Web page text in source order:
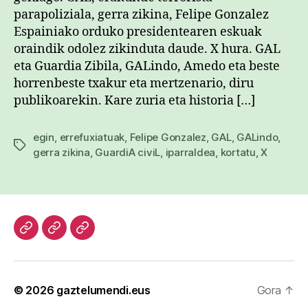
parapoliziala, gerra zikina, Felipe Gonzalez
Espainiako orduko presidentearen eskuak
oraindik odolez zikinduta daude. X hura. GAL
eta Guardia Zibila, GALindo, Amedo eta beste
horrenbeste txakur eta mertzenario, diru
publikoarekin. Kare zuria eta historia […]
Etiketak
egin, errefuxiatuak, Felipe Gonzalez, GAL, GALindo,
gerra zikina, GuardiA civiL, iparraldea, kortatu,X
HasieraKazetari
Patxi
© 2026 gaztelumendi.eus Gora ↑